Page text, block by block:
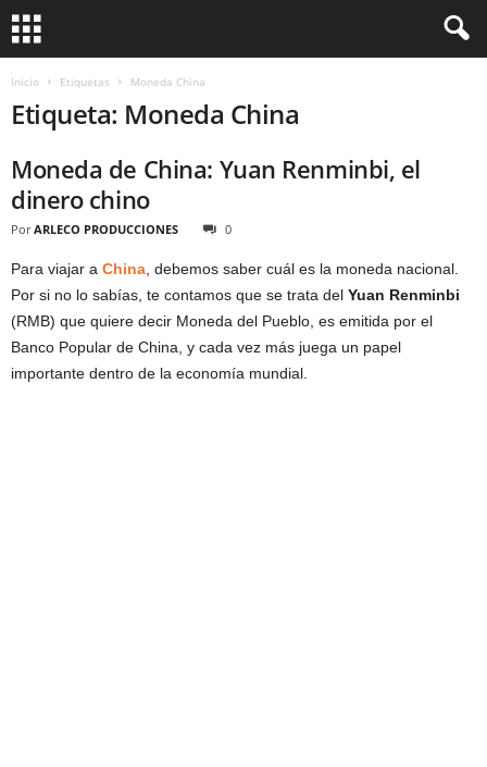
Inicio Etiquetas Moneda China
Etiqueta: Moneda China
Moneda de China: Yuan Renminbi, el
dinero chino
Por ARLECO PRODUCCIONES 0
Para viajar a China , debemos saber cuál es la moneda nacional.
Por si no lo sabías, te contamos que se trata del Yuan Renminbi
(RMB) que quiere decir Moneda del Pueblo, es emitida por el
Banco Popular de China, y cada vez más juega un papel
importante dentro de la economía mundial.